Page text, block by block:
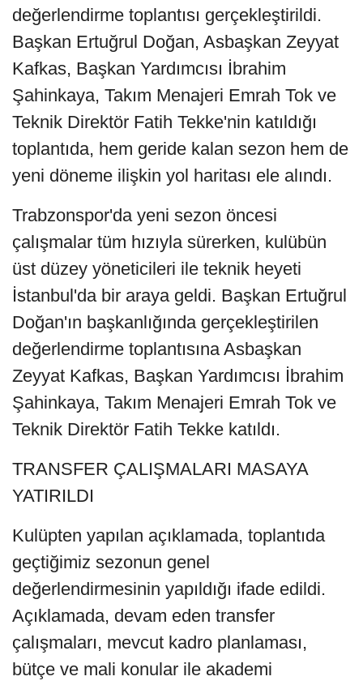
değerlendirme toplantısı gerçekleştirildi.
Başkan Ertuğrul Doğan, Asbaşkan Zeyyat
Kafkas, Başkan Yardımcısı İbrahim
Şahinkaya, Takım Menajeri Emrah Tok ve
Teknik Direktör Fatih Tekke'nin katıldığı
toplantıda, hem geride kalan sezon hem de
yeni döneme ilişkin yol haritası ele alındı.
Trabzonspor'da yeni sezon öncesi
çalışmalar tüm hızıyla sürerken, kulübün
üst düzey yöneticileri ile teknik heyeti
İstanbul'da bir araya geldi. Başkan Ertuğrul
Doğan'ın başkanlığında gerçekleştirilen
değerlendirme toplantısına Asbaşkan
Zeyyat Kafkas, Başkan Yardımcısı İbrahim
Şahinkaya, Takım Menajeri Emrah Tok ve
Teknik Direktör Fatih Tekke katıldı.
TRANSFER ÇALIŞMALARI MASAYA
YATIRILDI
Kulüpten yapılan açıklamada, toplantıda
geçtiğimiz sezonun genel
değerlendirmesinin yapıldığı ifade edildi.
Açıklamada, devam eden transfer
çalışmaları, mevcut kadro planlaması,
bütçe ve mali konular ile akademi